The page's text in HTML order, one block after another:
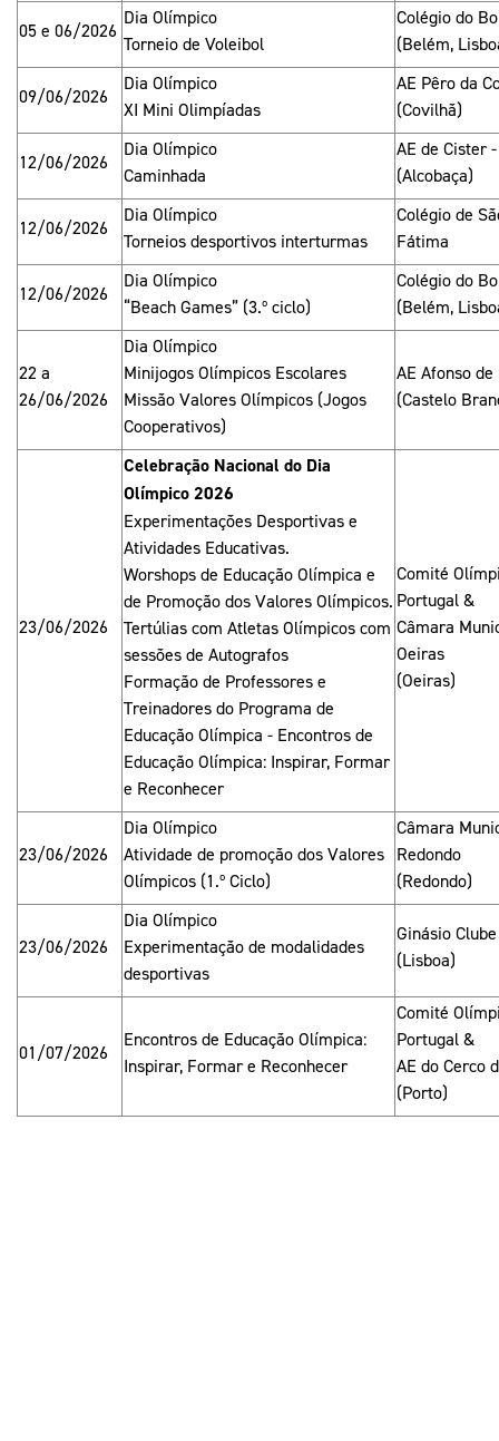
05 e 06/2026
Dia Olímpico
Torneio de Voleibol
Colégio do
(Belém,
09/06/2026
Dia Olímpico
XI Mini Olimpíadas
AE Pêro da
(Covilhã)
12/06/2026
Dia Olímpico
Caminhada
AE de Cister
(Alcobaça)
12/06/2026
Dia Olímpico
Torneios desportivos interturmas
Colégio de
Fátima
12/06/2026
Dia Olímpico
“Beach Games” (3.º ciclo)
Colégio do
(Belém,
22 a
26/06/2026
Dia Olímpico
Minijogos Olímpicos Escolares
Missão Valores Olímpicos (Jogos
Cooperativos)
AE Afonso
(Castelo
23/06/2026
Celebração Nacional do Dia
Olímpico 2026
Experimentações Desportivas e
Atividades Educativas.
Worshops de Educação Olímpica e
de Promoção dos Valores Olímpicos.
Tertúlias com Atletas Olímpicos com
sessões de Autografos
Formação de Professores e
Treinadores do Programa de
Educação Olímpica - Encontros de
Educação Olímpica: Inspirar, Formar
e Reconhecer
Comité
Portugal &
Câmara
Oeiras
(Oeiras)
23/06/2026
Dia Olímpico
Atividade de promoção dos Valores
Olímpicos (1.º Ciclo)
Câmara
Redondo
(Redondo)
23/06/2026
Dia Olímpico
Experimentação de modalidades
desportivas
Ginásio
(Lisboa)
01/07/2026
Encontros de Educação Olímpica:
Inspirar, Formar e Reconhecer
Comité
Portugal &
AE do Cerco
(Porto)